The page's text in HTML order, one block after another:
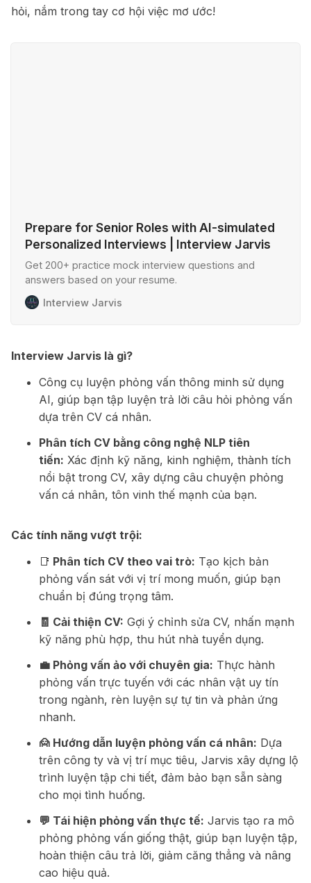
hỏi, nắm trong tay cơ hội việc mơ ước!
Prepare for Senior Roles with AI-simulated
Personalized Interviews | Interview Jarvis
Get 200+ practice mock interview questions and
answers based on your resume.
Interview Jarvis
Interview Jarvis là gì?
Công cụ luyện phỏng vấn thông minh sử dụng
AI, giúp bạn tập luyện trả lời câu hỏi phỏng vấn
dựa trên CV cá nhân.
Phân tích CV bằng công nghệ NLP tiên
tiến: Xác định kỹ năng, kinh nghiệm, thành tích
nổi bật trong CV, xây dựng câu chuyện phỏng
vấn cá nhân, tôn vinh thế mạnh của bạn.
Các tính năng vượt trội:
📑 Phân tích CV theo vai trò: Tạo kịch bản
phỏng vấn sát với vị trí mong muốn, giúp bạn
chuẩn bị đúng trọng tâm.
🧾 Cải thiện CV: Gợi ý chỉnh sửa CV, nhấn mạnh
kỹ năng phù hợp, thu hút nhà tuyển dụng.
💼 Phỏng vấn ảo với chuyên gia: Thực hành
phỏng vấn trực tuyến với các nhân vật uy tín
trong ngành, rèn luyện sự tự tin và phản ứng
nhanh.
🙍 Hướng dẫn luyện phỏng vấn cá nhân: Dựa
trên công ty và vị trí mục tiêu, Jarvis xây dựng lộ
trình luyện tập chi tiết, đảm bảo bạn sẵn sàng
cho mọi tình huống.
💬 Tái hiện phỏng vấn thực tế: Jarvis tạo ra mô
phỏng phỏng vấn giống thật, giúp bạn luyện tập,
hoàn thiện câu trả lời, giảm căng thẳng và nâng
cao hiệu quả.